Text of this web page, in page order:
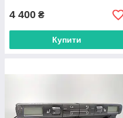
4 400 ₴
Купити